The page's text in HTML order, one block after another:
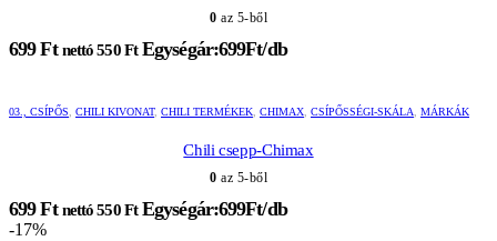
0 az 5-ből
699Ft nettó550Ft Egységár:699Ft/db
03., CSÍPŐS CHILI KIVONAT, CHILI TERMÉKEK CHIMAX CSÍPŐSSÉGI-SKÁLA MÁRKÁK
Chili csepp-Chimax
0 az 5-ből
699Ft nettó550Ft Egységár:699Ft/db
-17%